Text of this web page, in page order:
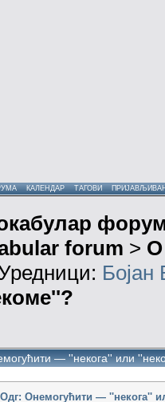
КАЛЕНДАР ТАГОВИ
forum > О
— ''некога'' или
Одг: Онемогућити — ''некога''